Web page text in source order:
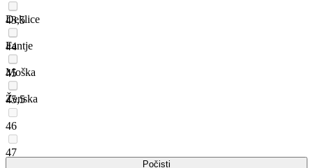
43,5
44
45
45,5
46
47
Deklice
Fantje
Moška
Ženska
Počisti